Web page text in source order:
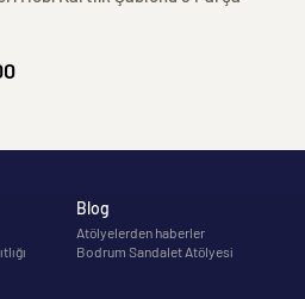
Blog
Atölyelerden haberler
Bodrum Sandalet Atölyesi